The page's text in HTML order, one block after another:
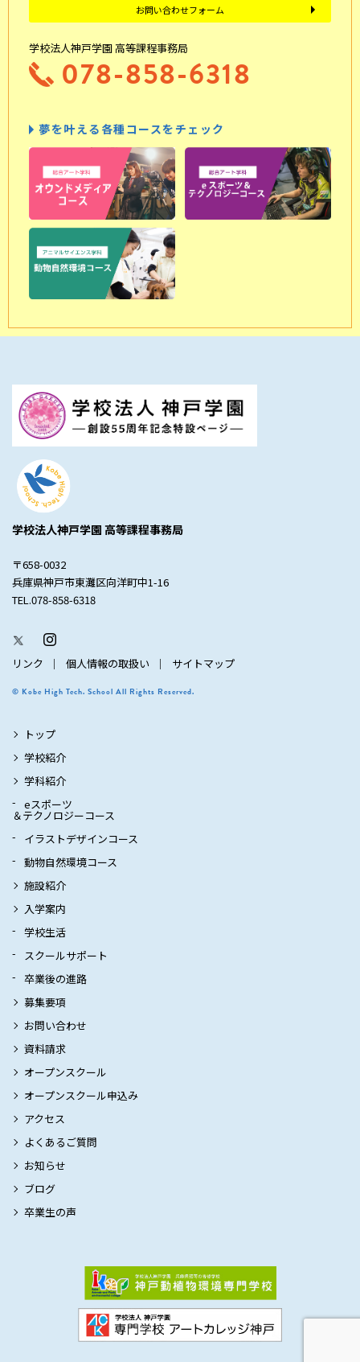
お問い合わせフォーム
学校法人神戸学園 高等課程事務局
078-858-6318
夢を叶える各種コースをチェック
学校法人神戸学園 高等課程事務局
〒658-0032
兵庫県神戸市東灘区向洋町中1-16
TEL.078-858-6318
リンク 個人情報の取扱い サイトマップ
© Kobe High Tech. School All Rights Reserved.
トップ
学校紹介
学科紹介
eスポーツ
＆テクノロジーコース
イラストデザインコース
動物自然環境コース
施設紹介
入学案内
学校生活
スクールサポート
卒業後の進路
募集要項
お問い合わせ
資料請求
オープンスクール
オープンスクール申込み
アクセス
よくあるご質問
お知らせ
ブログ
卒業生の声